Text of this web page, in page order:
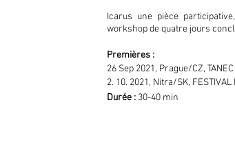
Icarus une pièce
workshop de quatre jours
Premières :
26 Sep 2021, Prague/CZ,
2. 10. 2021, Nitra/SK, FESTIVAL
Durée : 30-40 min